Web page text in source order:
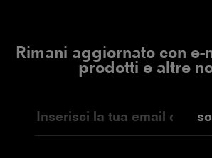
Rimani aggiornato con e-
prodotti e altre